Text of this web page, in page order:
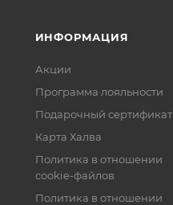
ИНФОРМАЦИЯ
Акции
Программа лояльности
Подарочный сертификат
Карта Халва
Политика в отношении
cookie-файлов
Политика в отношении